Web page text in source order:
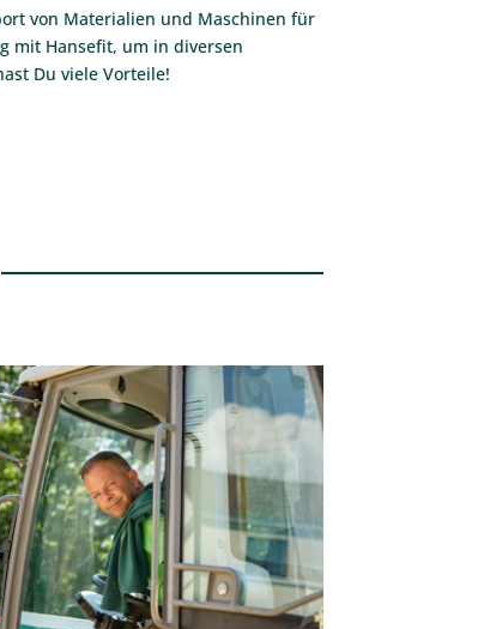
von Materialien und Maschinen für
mit Hansefit, um in diversen
Du viele Vorteile!